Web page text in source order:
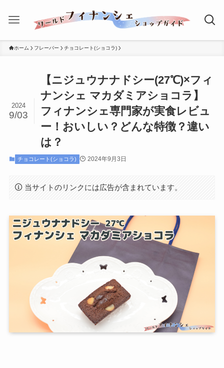
ホーム フレーバー チョコレート(ショコラ)
【ニジュウナナドシー(27℃)×フィ
ナンシェ マカダミアショコラ】
フィナンシェ専門家が実食レビュ
ー！おいしい？どんな特徴？違い
は？
2024
9/03
チョコレート(ショコラ) 2024年9月3日
当サイトのリンクには広告が含まれています。